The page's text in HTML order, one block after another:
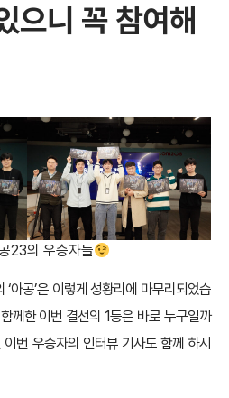
으니 꼭 참여해
23의 우승자들
아공’은 이렇게 성황리에 마무리되었습
께한 이번 결선의 1등은 바로 누구일까
번 우승자의 인터뷰 기사도 함께 하시